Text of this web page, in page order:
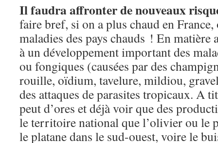
Il faudra affronter de nouveaux
faire bref, si on a plus chaud en France,
maladies des pays chauds ! En matière
à un développement important des
ou fongiques (causées par des
rouille, oïdium, tavelure, mildiou,
des attaques de parasites tropicaux. A
peut d’ores et déjà voir que des
le territoire national que l’olivier ou le
le platane dans le sud-ouest, voire le